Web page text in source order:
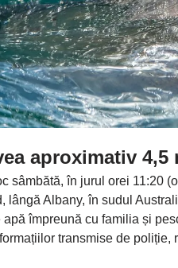
aproximativ 4,5
sâmbătă, în jurul orei 11:20
lângă Albany, în sudul
apă împreună cu familia și
transmise de poliție,